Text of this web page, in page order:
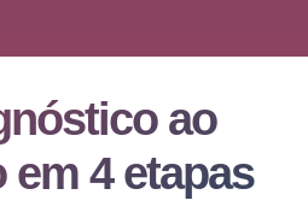
ao
em 4 etapas